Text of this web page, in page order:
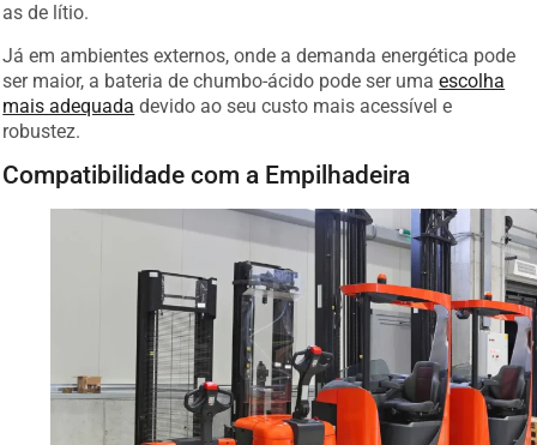
as de lítio.
Já em ambientes externos, onde a demanda energética pode
ser maior, a bateria de chumbo-ácido pode ser umaescolha
mais adequada devido ao seu custo mais acessível e
robustez.
Compatibilidade com a Empilhadeira